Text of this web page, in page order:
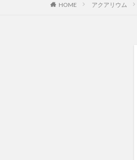
HOME アクアリウム